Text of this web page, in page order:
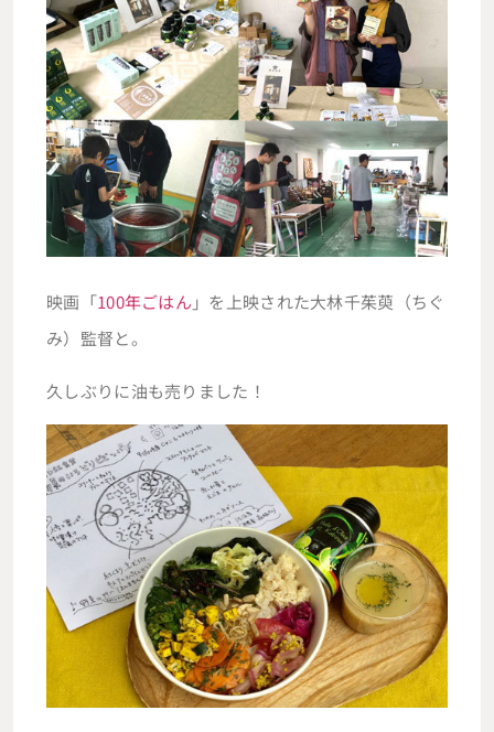
映画「100年ごはん 」を上映された大林千茱萸（ちぐ
み）監督と。
久しぶりに油も売りました！